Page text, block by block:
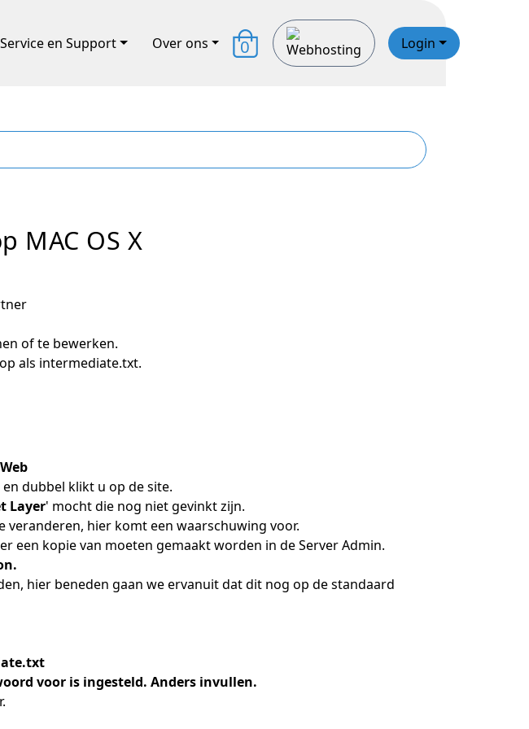
Service en Support Over ons 0 Login
MAC OS X
of te bewerken.
als intermediate.txt.
Web
en dubbel klikt u op de site.
Layer' mocht die nog niet gevinkt zijn.
hier komt een waarschuwing voor.
een kopie van moeten gemaakt worden in de Server Admin.
hier beneden gaan we ervanuit dat dit nog op de standaard
voor is ingesteld. Anders invullen.